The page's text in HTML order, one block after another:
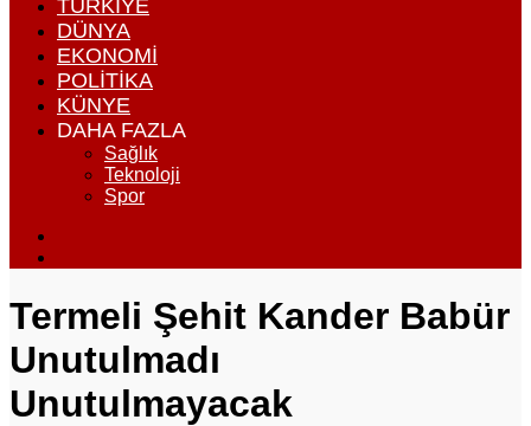
TÜRKIYE
DÜNYA
EKONOMI
POLITIKA
KÜNYE
DAHA FAZLA
Sağlık
Teknoloji
Spor
Termeli Şehit Kander Babür
Unutulmadı
Unutulmayacak